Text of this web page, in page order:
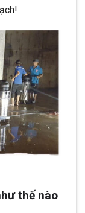
thế nào